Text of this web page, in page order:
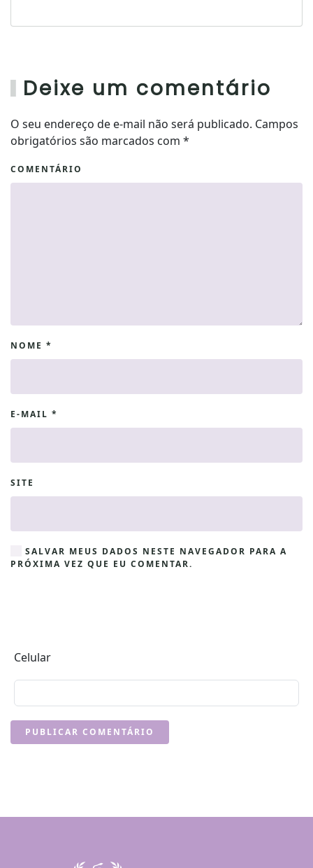
Deixe um comentário
O seu endereço de e-mail não será publicado. Campos
obrigatórios são marcados com *
COMENTÁRIO
NOME *
E-MAIL *
SITE
SALVAR MEUS DADOS NESTE NAVEGADOR PARA A
PRÓXIMA VEZ QUE EU COMENTAR.
Celular
PUBLICAR COMENTÁRIO